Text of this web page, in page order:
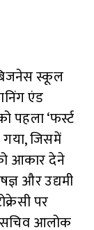
स्कूल
एंड
पहला ‘फर्स्ट
जिसमें
को आकार देने
और उद्यमी
पर
सचिव आलोक